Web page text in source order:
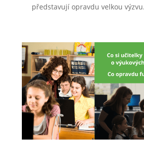
představují opravdu velkou